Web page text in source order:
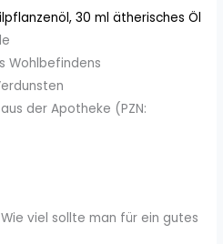
30 ml ätherisches Öl
Wohlbefindens
der Apotheke (PZN:
viel sollte man für ein gutes